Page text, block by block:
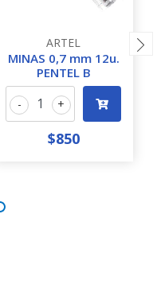
ARTEL
MINAS 0,7 mm 12u.
PENTEL B
+
-
$850